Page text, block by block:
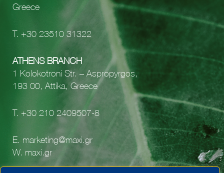
Greece
Τ. +30 23510 31322
ATHENS BRANCH
1 Kolokotroni Str. – Aspropyrgos,
193 00, Attika, Greece
Τ. +30 210 2409507-8
E. marketing@maxi.gr
W. maxi.gr